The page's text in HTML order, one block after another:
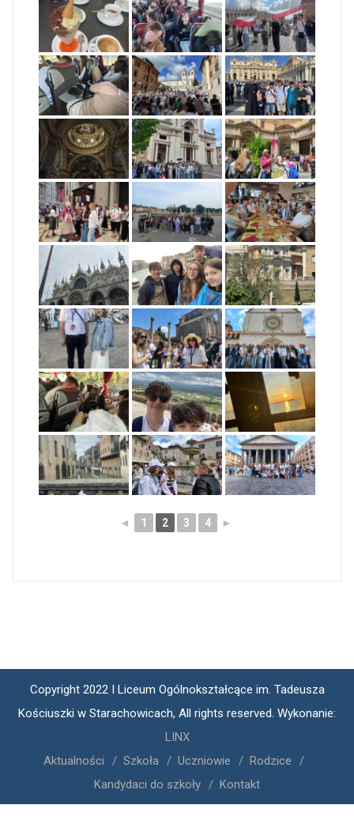
◄ 1 2 3 4 ►
Copyright 2022 I Liceum Ogólnokształcące im. Tadeusza
Kościuszki w Starachowicach, All rights reserved. Wykonanie:
LINX
Aktualności
Szkoła Uczniowie
Rodzice
Kandydaci do szkoły
Kontakt